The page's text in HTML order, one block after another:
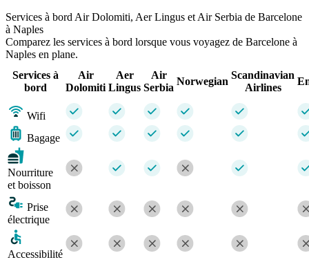
Services à bord Air Dolomiti, Aer Lingus et Air Serbia de Barcelone
à Naples
Comparez les services à bord lorsque vous voyagez de Barcelone à
Naples en plane.
Services à
bord
Air
Dolomiti
Aer
Lingus
Air
Serbia
Norwegian
Scandinavian
Airlines
Wifi
Bagage
Nourriture
et boisson
Prise
électrique
Accessibilité